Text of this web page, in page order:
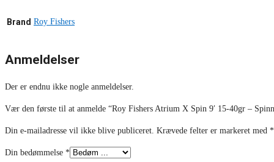
Brand Roy Fishers
Anmeldelser
Der er endnu ikke nogle anmeldelser.
Vær den første til at anmelde “Roy Fishers Atrium X Spin 9′ 15-40gr –
Din e-mailadresse vil ikke blive publiceret. Krævede felter er markeret med *
Din bedømmelse *